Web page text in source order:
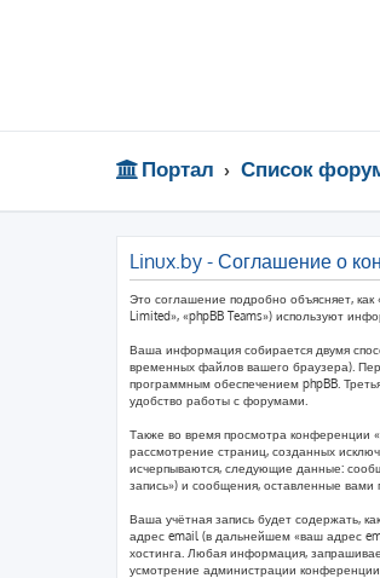
Портал Список
Linux.by - Соглашение о
Это соглашение подробно объясняет,
Limited», «phpBB Teams») используют
Ваша информация собирается двумя
временных файлов вашего браузера).
программным обеспечением phpBB.
удобство работы с форумами.
Также во время просмотра конференции
рассмотрение страниц, созданных
исчерпываются, следующие данные:
запись») и сообщения, оставленные
Ваша учётная запись будет содержать,
адрес email (в дальнейшем «ваш адрес
хостинга. Любая информация,
усмотрение администрации конференции